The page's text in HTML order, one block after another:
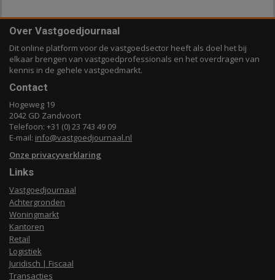
Over Vastgoedjournaal
Dit online platform voor de vastgoedsector heeft als doel het bij
elkaar brengen van vastgoedprofessionals en het overdragen van
kennis in de gehele vastgoedmarkt.
Contact
Hogeweg 19
2042 GD Zandvoort
Telefoon: +31 (0) 23 743 49 09
E-mail: info@vastgoedjournaal.nl
Onze privacyverklaring
Links
Vastgoedjournaal
Achtergronden
Woningmarkt
Kantoren
Retail
Logistiek
Juridisch | Fiscaal
Transacties